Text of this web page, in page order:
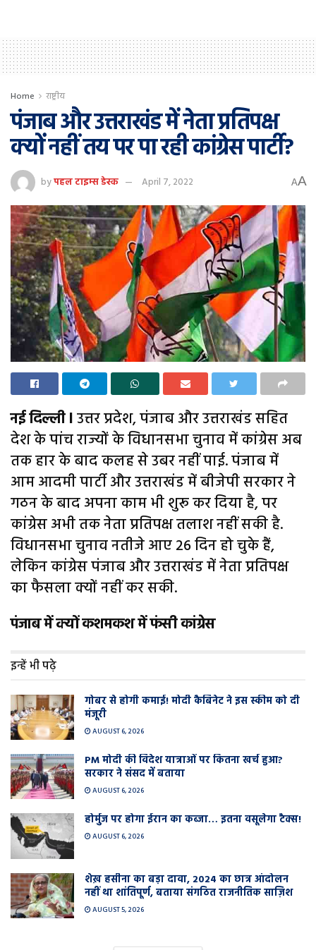
Home राष्ट्रीय
पंजाब और उत्तराखंड में नेता प्रतिपक्ष
क्यों नहीं तय पर पा रही कांग्रेस पार्टी?
byपहल टाइम्स डेस्क April 7, 2022 AA
नई दिल्ली lउत्तर प्रदेश, पंजाब और उत्तराखंड सहित
देश के पांच राज्यों के विधानसभा चुनाव में कांग्रेस अब
तक हार के बाद कलह से उबर नहीं पाई. पंजाब में
आम आदमी पार्टी और उत्तराखंड में बीजेपी सरकार ने
गठन के बाद अपना काम भी शुरू कर दिया है, पर
कांग्रेस अभी तक नेता प्रतिपक्ष तलाश नहीं सकी है.
विधानसभा चुनाव नतीजे आए 26 दिन हो चुके हैं,
लेकिन कांग्रेस पंजाब और उत्तराखंड में नेता प्रतिपक्ष
का फैसला क्यों नहीं कर सकी.
पंजाब में क्यों कशमकश में फंसी कांग्रेस
इन्हें भी पढ़े
गोबर से होगी कमाई! मोदी कैबिनेट ने इस स्कीम को दी
मंजूरी
AUGUST 6, 2026
PM मोदी की विदेश यात्राओं पर कितना खर्च हुआ?
सरकार ने संसद में बताया
AUGUST 6, 2026
होर्मुज पर होगा ईरान का कब्जा… इतना वसूलेगा टैक्स!
AUGUST 6, 2026
शेख़ हसीना का बड़ा दावा, 2024 का छात्र आंदोलन
नहीं था शांतिपूर्ण, बताया संगठित राजनीतिक साज़िश
AUGUST 5, 2026